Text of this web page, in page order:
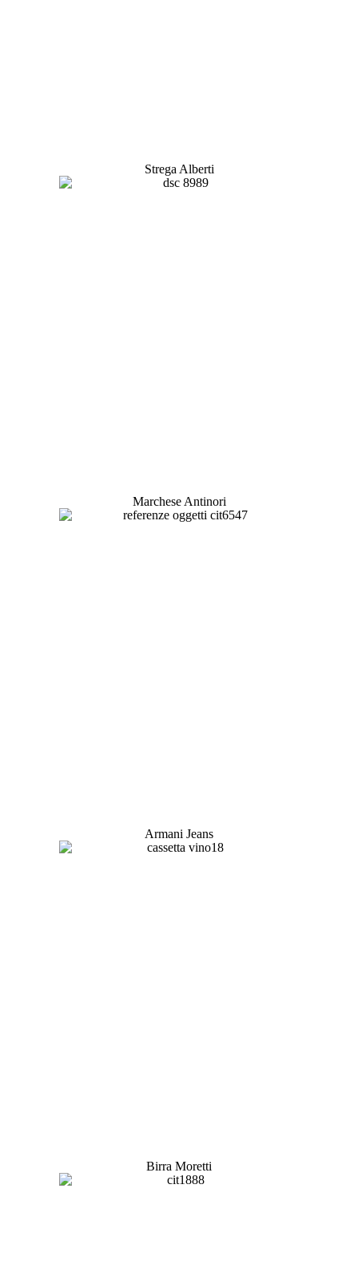
Strega Alberti
Marchese Antinori
Armani Jeans
Birra Moretti